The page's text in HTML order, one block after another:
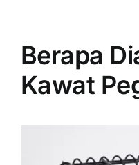
Berapa
Kawat